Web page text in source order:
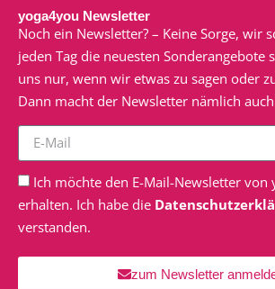
yoga4you Newsletter
Noch ein Newsletter? – Keine Sorge, wir
jeden Tag die neuesten Sonderangebote
uns nur, wenn wir etwas zu sagen oder
Dann macht der Newsletter nämlich auch
Ich möchte den E-Mail-Newsletter von
erhalten. Ich habe die
verstanden.
zum Newsletter